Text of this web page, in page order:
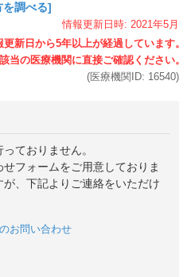
を調べる]
情報更新日時: 2021年5月
(医療機関ID: 16540)
ておりません。
フォームをご用意しておりま
、下記よりご連絡をいただけ
お問い合わせ